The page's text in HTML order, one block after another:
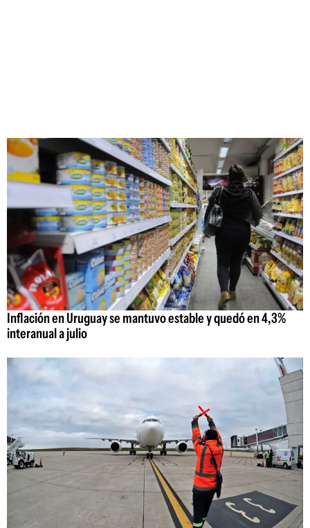
Inflación en Uruguay se mantuvo estable y quedó en 4,3%
interanual a julio